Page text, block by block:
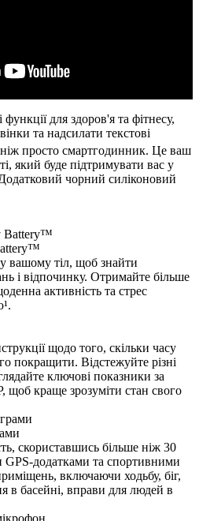
для здоров'я та фітнесу,
та надсилати текстові
просто смартгодинник. Це ваш
який буде підтримувати вас у
чорний силіконовий
у вашому тіл, щоб знайти
і відпочинку. Отримайте більше
активність та стрес
щодо того, скільки часу
покращити. Відстежуйте різні
ключові показники за
щоб краще зрозуміти стан свого
скориставшись більше ніж 30
додатками та спортивними
включаючи ходьбу, біг,
в басейні, вправи для людей в